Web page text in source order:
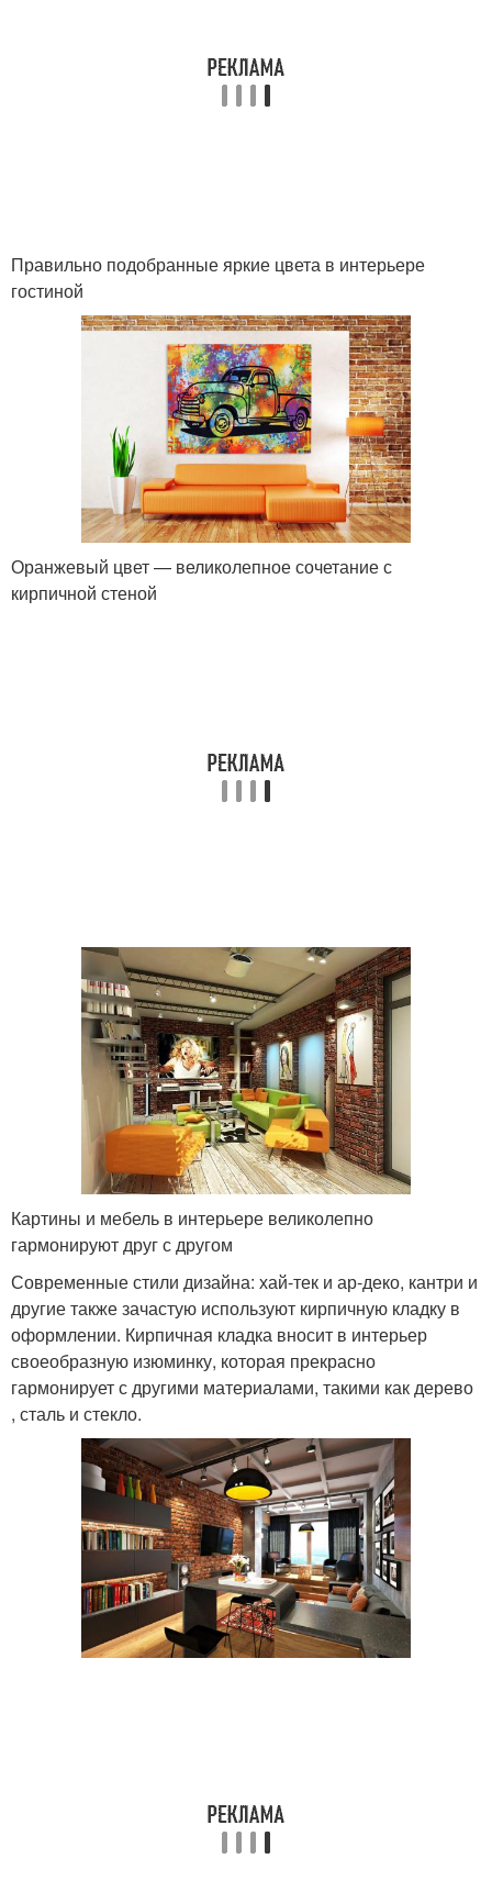
Правильно подобранные яркие цвета в интерьере
гостиной
Оранжевый цвет — великолепное сочетание с
кирпичной стеной
Картины и мебель в интерьере великолепно
гармонируют друг с другом
Современные стили дизайна: хай-тек и ар-деко, кантри и
другие также зачастую используют кирпичную кладку в
оформлении. Кирпичная кладка вносит в интерьер
своеобразную изюминку, которая прекрасно
гармонирует с другими материалами, такими как дерево
, сталь и стекло.